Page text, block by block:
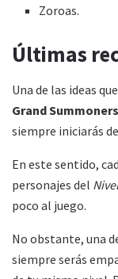
Zoroas.
Últimas
Una de las ideas
Grand
siempre iniciarás
En este sentido,
personajes del
poco al juego.
No obstante, una
siempre serás